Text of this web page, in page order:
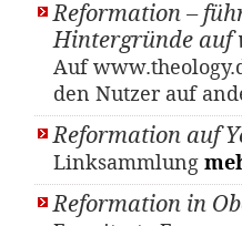
Reformation –
Hintergründe auf
Auf
den Nutzer auf
Reformation auf
Linksammlung
Reformation in